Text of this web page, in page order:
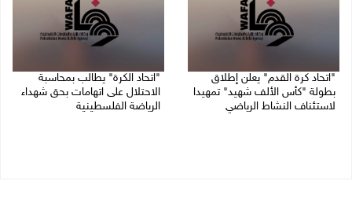
"اتحاد كرة القدم" يعلن إطلاق
بطولة "كأس الألف شهيد" تمهيدا
لاستئناف النشاط الرياضي
"اتحاد الكرة" يطالب بمحاسبة
الاحتلال على اتهامات بحق شهداء
الرياضة الفلسطينية